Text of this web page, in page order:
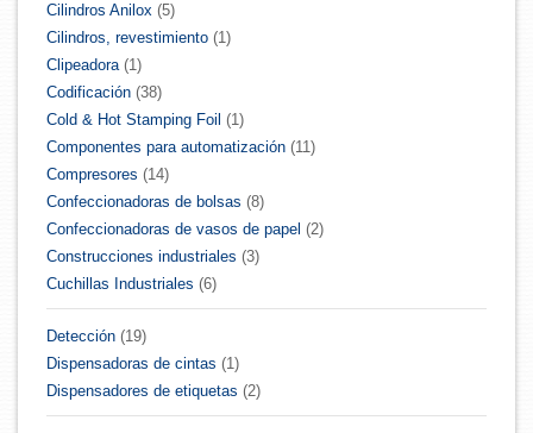
Cilindros Anilox (5)
Cilindros, revestimiento (1)
Clipeadora (1)
Codificación (38)
Cold & Hot Stamping Foil (1)
Componentes para automatización (11)
Compresores (14)
Confeccionadoras de bolsas (8)
Confeccionadoras de vasos de papel (2)
Construcciones industriales (3)
Cuchillas Industriales (6)
Detección (19)
Dispensadoras de cintas (1)
Dispensadores de etiquetas (2)